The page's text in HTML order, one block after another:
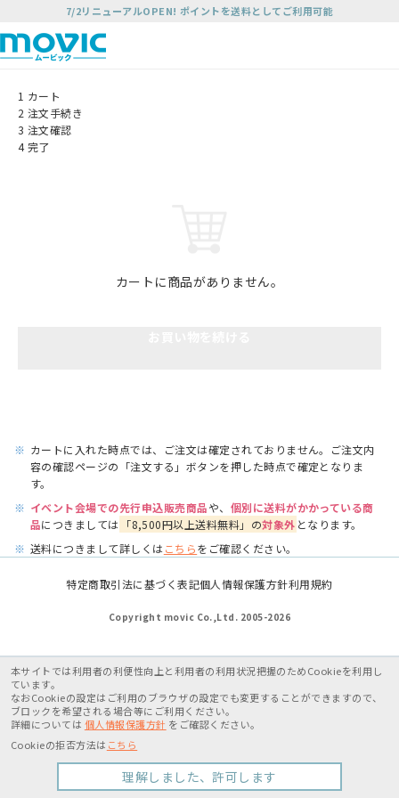
7/2リニューアルOPEN! ポイントを送料としてご利用可能
1 カート
2 注文手続き
3 注文確認
4 完了
カートに商品がありません。
※ カートに入れた時点では、ご注文は確定されておりません。ご注文内
容の確認ページの「注文する」ボタンを押した時点で確定となりま
す。
※ イベント会場での先行申込販売商品や、 個別に送料がかかっている商
品につきましては 「8,500円以上送料無料」の対象外 となります。
※ 送料につきまして詳しくはこちらをご確認ください。
特定商取引法に基づく表記個人情報保護方針利用規約
Copyright movic Co.,Ltd. 2005-2026
本サイトでは利用者の利便性向上と利用者の利用状況把握のためCookieを利用し
ています。
なおCookieの設定はご利用のブラウザの設定でも変更することができますので、
ブロックを希望される場合等にご利用ください。
詳細については 個人情報保護方針 をご確認ください。
Cookieの拒否方法は こちら
理解しました、許可します